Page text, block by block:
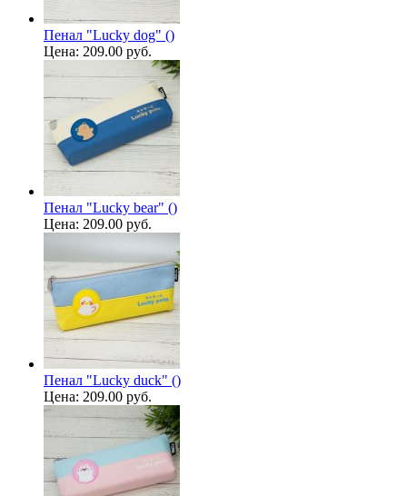
Пенал "Lucky dog" ()
Цена: 209.00 руб.
Пенал "Lucky bear" ()
Цена: 209.00 руб.
Пенал "Lucky duck" ()
Цена: 209.00 руб.